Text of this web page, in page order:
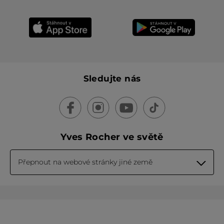
Sledujte nás
Yves Rocher ve světě
Přepnout na webové stránky jiné země